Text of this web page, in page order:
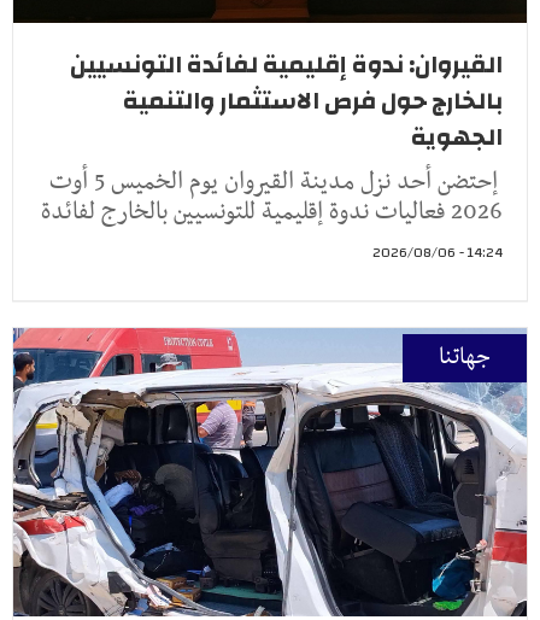
القيروان: ندوة إقليمية لفائدة التونسيين
بالخارج حول فرص الاستثمار والتنمية
الجهوية
إحتضن أحد نزل مدينة القيروان يوم الخميس 5 أوت
2026 فعاليات ندوة إقليمية للتونسيين بالخارج لفائدة
14:24 - 2026/08/06
جهاتنا